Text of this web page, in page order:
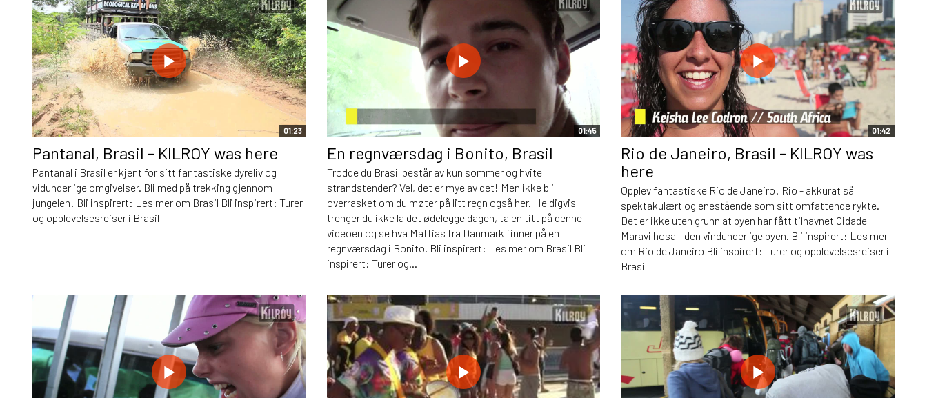
01:23
Pantanal, Brasil - KILROY was here
Pantanal i Brasil er kjent for sitt fantastiske dyreliv og
vidunderlige omgivelser. Bli med på trekking gjennom
jungelen! Bli inspirert: Les mer om Brasil Bli inspirert: Turer
og opplevelsesreiser i Brasil
01:45
En regnværsdag i Bonito, Brasil
Trodde du Brasil består av kun sommer og hvite
strandstender? Vel, det er mye av det! Men ikke bli
overrasket om du møter på litt regn også her. Heldigvis
trenger du ikke la det ødelegge dagen, ta en titt på denne
videoen og se hva Mattias fra Danmark finner på en
regnværsdag i Bonito. Bli inspirert: Les mer om Brasil Bli
inspirert: Turer og...
01:42
Rio de Janeiro, Brasil - KILROY was
here
Opplev fantastiske Rio de Janeiro! Rio - akkurat så
spektakulært og enestående som sitt omfattende rykte.
Det er ikke uten grunn at byen har fått tilnavnet Cidade
Maravilhosa - den vindunderlige byen. Bli inspirert: Les mer
om Rio de Janeiro Bli inspirert: Turer og opplevelsesreiser i
Brasil